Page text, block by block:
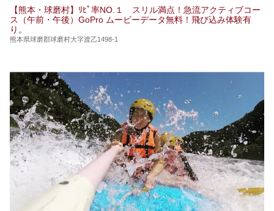
この2軒は今どうなっているのでしょうか。実は現在は「地
獄温泉 青風荘．」「垂玉温泉 瀧日和」として営業を再開し
します。
【熊本・球磨村】ﾘﾋﾟ率NO.１ スリル満点！急流アクティブコー
ス（午前・午後）GoPro ムービーデータ無料！飛び込み体験有
り。
熊本県球磨郡球磨村大字渡乙1498-1